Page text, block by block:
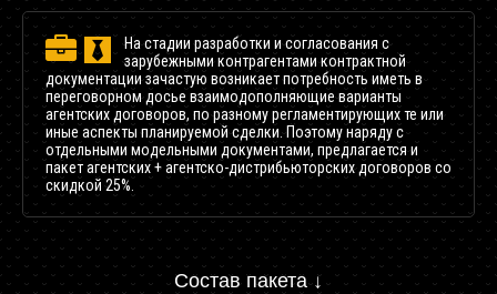
На стадии разработки и согласования с
зарубежными контрагентами контрактной
документации зачастую возникает потребность иметь в
переговорном досье взаимодополняющие варианты
агентских договоров, по разному регламентирующих те или
иные аспекты планируемой сделки. Поэтому наряду с
отдельными модельными документами, предлагается и
пакет агентских + агентско-дистрибьюторских договоров со
скидкой 25%.
Состав пакета ↓